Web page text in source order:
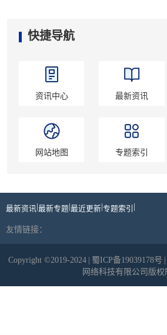
快捷导航
资讯中心 最新资讯
网站地图 专题索引
最新资讯 最新专题 最近更新 专题索引
友情链接：
Copyright ©2019-2024 蜀ICP备19039178号
网络科技有限公司版权